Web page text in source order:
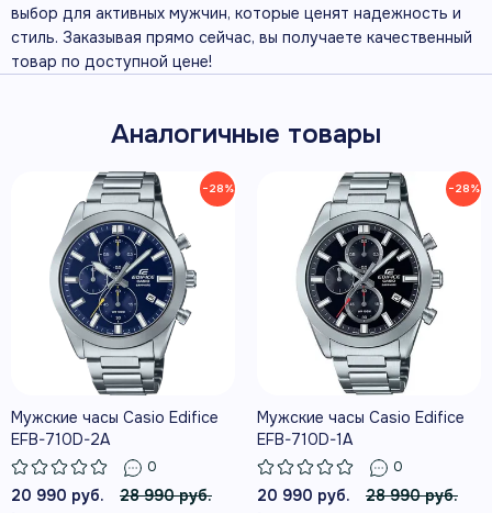
выбор для активных мужчин, которые ценят надежность и
стиль. Заказывая прямо сейчас, вы получаете качественный
товар по доступной цене!
Аналогичные товары
−28%
Мужские часы Casio Edifice
EFB-710D-2A
0
20 990 руб.
28 990 руб.
−28%
Мужские часы Casio Edifice
EFB-710D-1A
0
20 990 руб.
28 990 руб.